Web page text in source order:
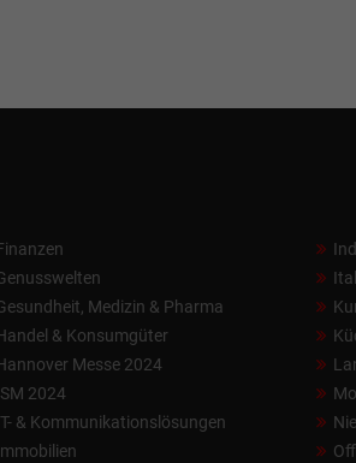
Medizin & Pharma
& Konsumgüter
Messe 2024
2024
& Kommunikationslösungen